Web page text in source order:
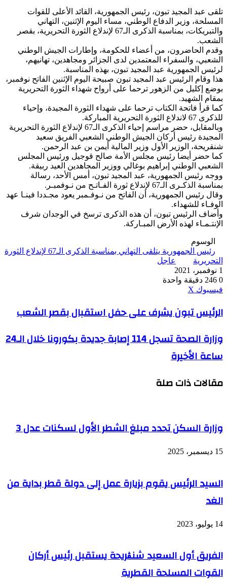
تلقى عبد المجيد تبون، رئيس الجمهورية، القائد الأعلى للقوات
المسلحة، وزير الدفاع الوطني، مساء اليوم الإثنين، التهاني
والتبريكات، بمناسبة الذكرى الـ67 لإندلاع الثورة التحريرية، بقصر
الشعب.
وقدم الحاضرون، من أعضاء للحكومة، وإطارات الجيش الوطني
الشعبي، والسفراء المعتمدين لدى الجزائر ومجاهدين، تهانيهم،
لرئيس الجمهورية عبد المجيد تبون، بهذه المناسبة.
هذا وقام الرئيس عبد المجيد تبون صبيحة اليوم الإثنين الفاتح نوفمبر،
بوضع إكليل من الزهور ترحما على أرواح شهداء الثورة التحريرية
بمقام الشهيد.
كما قرأ فاتحة الكتاب ترحما على شهداء الثورة المجيدة، وإحياء
للذكرى 67 لاندلاع الثورة التحريرية المباركة.
وبالمقابل، حضر مراسم إحياء الذكرى الـ67 لإندلاع الثورة التحريرية
المجيدة رئيس أركان الجيش الوطني الشعبي الفريق سعيد
شنقريحة، الوزير الأول وزير المالية أيمن بن عبد الرحمن.
كما حضر أيضا رئيس مجلس الأمة صالح قوجيل ورئيس المجلس
الشعبي الوطني إبراهيم بوغالي ووزير المجاهدين العيد ربيقة.
ووجه رئيس الجمهورية، عبد المجيد تبون، أمس الأحد، رسالة
بمناسبة الذكـرى الـ67 لإندلاع ثورة الفـاتـح من نـوفمبـر.
وقال رئيس الجمهورية، أن الفاتح من نـوفـمبر يعود مجـددا فينـا عهد
الوفـاء للشهداء.
وأضاف الرئيس تبون، أن هذه الذكرى ترسخ في الوجدان شرف
الإنتـمـاء لهذه الأرض المبـاركة.
الوسوم
رئيس الجمهورية يتلقى التهاني بمناسبة الذكرى الـ67 لإندلاع الثورة
التحريرية
عاجل
1 نوفمبر، 2021
0
دقيقة واحدة
فيسبوك ‫X
الرئيس
تبون
على
حفل
استقبال
الرئيس تبون يشرف على حفل استقبال بقصر الشعب
وزارة
الصحة
تسجل
114
جديدة
الأخيرة
وزارة الصحة تسجل 114 إصابة جديدة بكورونا خلال الـ24
ساعة الأخيرة
مقالات ذات صلة
وزارة السكن تحدد مبلغ الشطر الأول لسكنات عدل 3
15 ديسمبر، 2025
السيد الرئيس يقوم بزيارة عمل إلى دولة قطر بداية من
الغد
14 يوليو، 2023
الفريق أول السعيد شنڨريحة يستقبل رئيس أركان
القوات المسلحة القطرية